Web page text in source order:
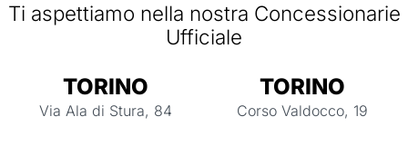
Ti aspettiamo nella nostra Concessionarie
Ufficiale
TORINO
Via Ala di Stura, 84
TORINO
Corso Valdocco, 19